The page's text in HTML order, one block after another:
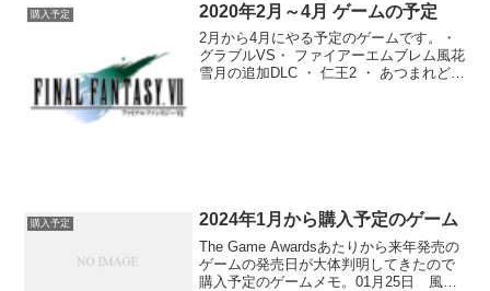
購入予定 2020年2月～4月 ゲームの予定
2月から4月にやる予定のゲームです。・
グラブルVS・ ファイアーエムブレム風花
雪月の追加DLC ・ 仁王2 ・ あつまれどう
購入予定 2024年1月から購入予定のゲーム
The Game Awardsあたりから来年発売の
ゲームの発売日が大体判明してきたので
購入予定のゲームメモ。01月25日 風来